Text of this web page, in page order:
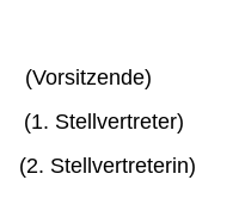
(Vorsitzende)